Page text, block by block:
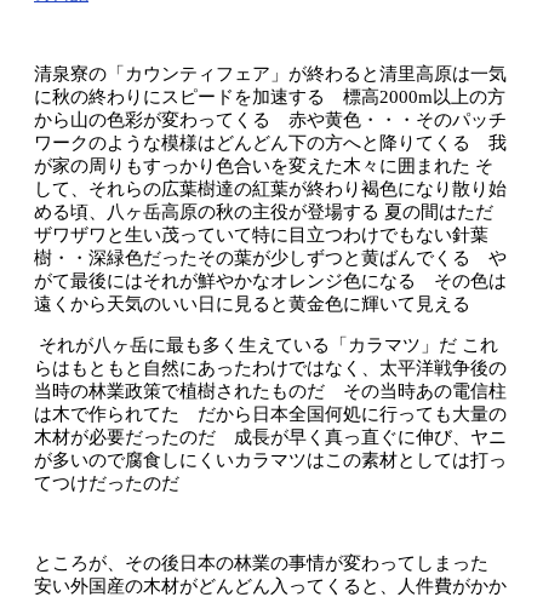
清泉寮の「カウンティフェア」が終わると清里高原は一気
に秋の終わりにスピードを加速する 標高2000m以上の方
から山の色彩が変わってくる 赤や黄色・・・そのパッチ
ワークのような模様はどんどん下の方へと降りてくる 我
が家の周りもすっかり色合いを変えた木々に囲まれた そ
して、それらの広葉樹達の紅葉が終わり褐色になり散り始
める頃、八ヶ岳高原の秋の主役が登場する 夏の間はただ
ザワザワと生い茂っていて特に目立つわけでもない針葉
樹・・深緑色だったその葉が少しずつと黄ばんでくる や
がて最後にはそれが鮮やかなオレンジ色になる その色は
遠くから天気のいい日に見ると黄金色に輝いて見える
それが八ヶ岳に最も多く生えている「カラマツ」だ これ
らはもともと自然にあったわけではなく、太平洋戦争後の
当時の林業政策で植樹されたものだ その当時あの電信柱
は木で作られてた だから日本全国何処に行っても大量の
木材が必要だったのだ 成長が早く真っ直ぐに伸び、ヤニ
が多いので腐食しにくいカラマツはこの素材としては打っ
てつけだったのだ
ところが、その後日本の林業の事情が変わってしまった
安い外国産の木材がどんどん入ってくると、人件費がかか